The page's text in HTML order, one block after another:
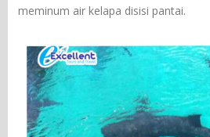
meminum air kelapa disisi pantai.